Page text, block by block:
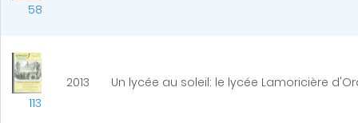
58
113
2013 Un lycée au soleil: le lycée Lamoricière